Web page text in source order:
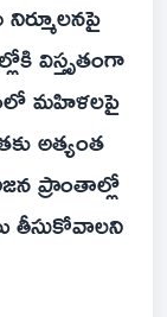
విస్తృతంగా
మహిళలపై
అత్యంత
ప్రాంతాల్లో
తీసుకోవాలని